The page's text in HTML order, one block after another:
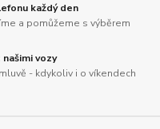
každý den
a pomůžeme s výběrem
našimi vozy
- kdykoliv i o víkendech